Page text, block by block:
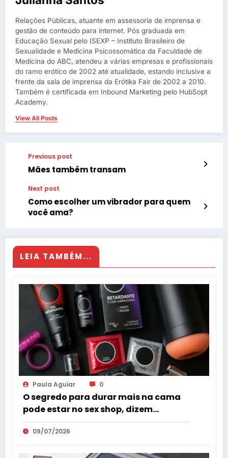
Relações Públicas, atuante em assessoria de imprensa e
gestão de conteúdo para internet. Pós graduada em
Educação Sexual pelo ISEXP – Instituto Brasileiro de
Sexualidade e Medicina Psicossomática da Faculdade de
Medicina do ABC, atendeu a várias empresas e profissionais
do ramo erótico de 2002 até atualidade, estando inclusive a
frente da sala de imprensa da Erótika Fair de 2002 a 2010.
Também é certificada em Inbound Marketing pelo HubSopt
Academy.
View All Posts
Previous post
Mães também transam
Next post
Como escolher um vibrador para quem
você ama?
LEIA TAMBÉM...
Paula Aguiar 0
O segredo para durar mais na cama
pode estar no sex shop, dizem
especialistas em saúde sexual
09/07/2026